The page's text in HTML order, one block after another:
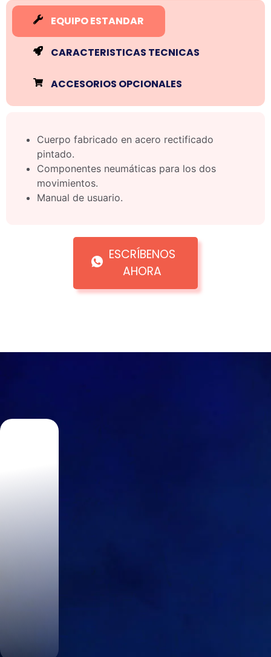
EQUIPO ESTANDAR
CARACTERISTICAS TECNICAS
ACCESORIOS OPCIONALES
Cuerpo fabricado en acero rectificado
pintado.
Componentes neumáticas para los dos
movimientos.
Manual de usuario.
ESCRÍBENOS
AHORA